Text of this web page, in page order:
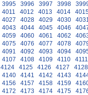
3995 3996 3997 3998
4011 4012 4013 4014
4027 4028 4029 4030
4043 4044 4045 4046
4059 4060 4061 4062
4075 4076 4077 4078
4091 4092 4093 4094
4107 4108 4109 4110
4111
4124 4125 4126 4127
4128
4140 4141 4142 4143
4156 4157 4158 4159
4172 4173 4174 4175